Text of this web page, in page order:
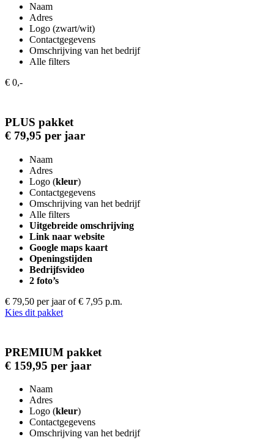
Naam
Adres
Logo (zwart/wit)
Contactgegevens
Omschrijving van het bedrijf
Alle filters
€ 0,-
PLUS pakket
€ 79,95 per jaar
Naam
Adres
Logo (kleur)
Contactgegevens
Omschrijving van het bedrijf
Alle filters
Uitgebreide omschrijving
Link naar website
Google maps kaart
Openingstijden
Bedrijfsvideo
2 foto’s
€ 79,50 per jaar of € 7,95 p.m.
Kies dit pakket
PREMIUM pakket
€ 159,95 per jaar
Naam
Adres
Logo (kleur)
Contactgegevens
Omschrijving van het bedrijf